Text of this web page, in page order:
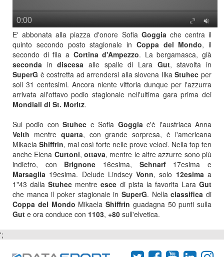
E' abbonata alla piazza d'onore Sofia Goggia che centra il
quinto secondo posto stagionale in Coppa del Mondo, il
secondo di fila a Cortina d'Ampezzo. La bergamasca, già
seconda indiscesaalle spalle di Lara Gut, stavolta in
SuperG è costretta ad arrendersi alla slovena IlkaStuhecper
soli 31 centesimi. Ancora niente vittoria dunque per l'azzurra
arrivata all'ottavo podio stagionale nell'ultima gara prima dei
Mondiali di St. Moritz.
Sul podio conStuhec e Sofia Goggia c'è l'austriaca Anna
Veith mentre quarta, con grande sorpresa, è l'americana
Mikaela Shiffrin, mai così forte nelle prove veloci. Nella top ten
anche Elena Curtoni,ottava, mentre le altre azzurre sono più
indietro, con Brignone 16esima, Schnarf 17esima e
Marsaglia 19esima. Delude LindseyVonn, solo 12esima a
1"43 dallaStuhec mentreesce di pista la favorita LaraGut
che manca il poker stagionale in SuperG. Nellaclassifica di
Coppa del Mondo Mikaela Shiffrin guadagna 50 punti sulla
Gut e ora conduce con 1103, +80 sull'elvetica.
';